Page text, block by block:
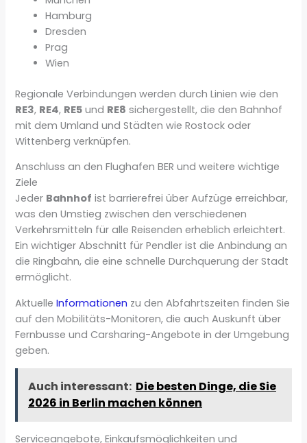
Hamburg
Dresden
Prag
Wien
Regionale Verbindungen werden durch Linien wie den
RE3, RE4, RE5 und RE8 sichergestellt, die den Bahnhof
mit dem Umland und Städten wie Rostock oder
Wittenberg verknüpfen.
Anschluss an den Flughafen BER und weitere wichtige
Ziele
Jeder Bahnhof ist barrierefrei über Aufzüge erreichbar,
was den Umstieg zwischen den verschiedenen
Verkehrsmitteln für alle Reisenden erheblich erleichtert.
Ein wichtiger Abschnitt für Pendler ist die Anbindung an
die Ringbahn, die eine schnelle Durchquerung der Stadt
ermöglicht.
AktuelleInformationen zu den Abfahrtszeiten finden Sie
auf den Mobilitäts-Monitoren, die auch Auskunft über
Fernbusse und Carsharing-Angebote in der Umgebung
geben.
Auch interessant: Die besten Dinge, die Sie
2026 in Berlin machen können
Serviceangebote, Einkaufsmöglichkeiten und